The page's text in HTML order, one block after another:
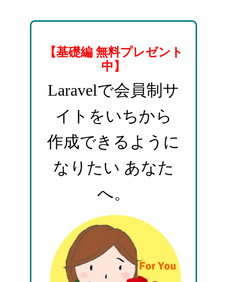
【基礎編 無料プレゼント
中】
Laravelで会員制サ
イトをいちから
作成できるように
なりたい あなた
へ。